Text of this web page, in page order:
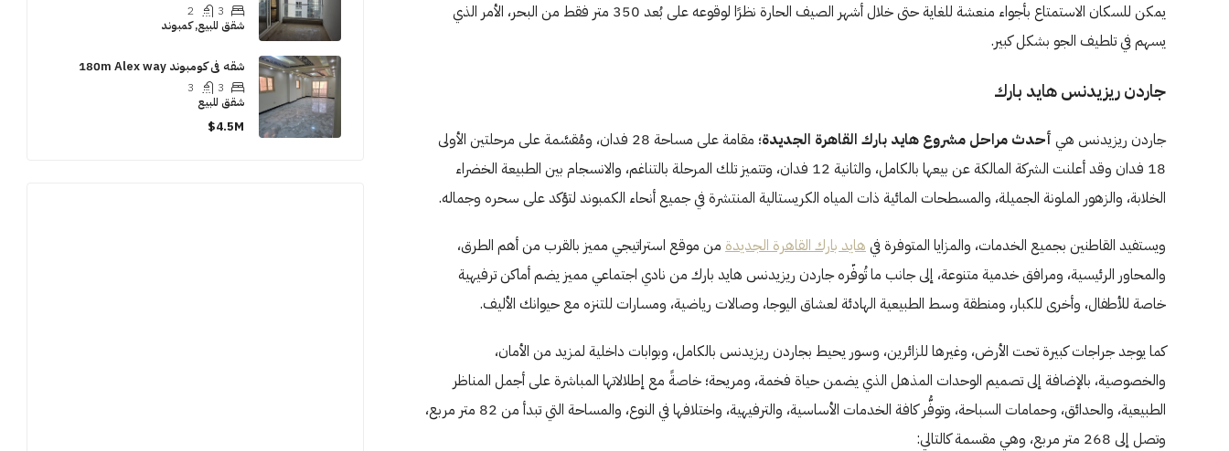
يمكن للسكان الاستمتاع بأجواء منعشة للغاية حتى خلال أشهر الصيف الحارة نظرًا لوقوعه على بُعد 350 متر فقط من البحر، الأمر الذي
يسهم في تلطيف الجو بشكل كبير.
جاردن ريزيدنس هايد بارك
جاردن ريزيدنس هي أحدث مراحل مشروع هايد بارك القاهرة الجديدة
؛ مقامة على مساحة 28 فدان، ومُقسَّمة على مرحلتين الأولى
18 فدان وقد أعلنت الشركة المالكة عن بيعها بالكامل، والثانية 12 فدان، وتتميز تلك المرحلة بالتناغم، والانسجام بين الطبيعة الخضراء
الخلابة، والزهور الملونة الجميلة، والمسطحات المائية ذات المياه الكريستالية المنتشرة في جميع أنحاء الكمبوند لتؤكد على سحره وجماله.
ويستفيد القاطنين بجميع الخدمات، والمزايا المتوفرة فيهايد بارك القاهرة الجديدة من موقع استراتيجي مميز بالقرب من أهم الطرق،
والمحاور الرئيسية، ومرافق خدمية متنوعة، إلى جانب ما تُوفّره جاردن ريزيدنس هايد بارك من نادي اجتماعي مميز يضم أماكن ترفيهية
خاصة للأطفال، وأخرى للكبار، ومنطقة وسط الطبيعية الهادئة لعشاق اليوجا، وصالات رياضية، ومسارات للتنزه مع حيوانك الأليف.
كما يوجد جراجات كبيرة تحت الأرض، وغيرها للزائرين، وسور يحيط بجاردن ريزيدنس بالكامل، وبوابات داخلية لمزيد من الأمان،
والخصوصية، بالإضافة إلى تصميم الوحدات المذهل الذي يضمن حياة فخمة، ومريحة؛ خاصةً مع إطلالاتها المباشرة على أجمل المناظر
الطبيعية، والحدائق، وحمامات السباحة، وتوفُّر كافة الخدمات الأساسية، والترفيهية، واختلافها في النوع، والمساحة التي تبدأ من 82 متر مربع،
وتصل إلى 268 متر مربع، وهي مقسمة كالتالي:
3
2
شقق للبيع, كمبوند
شقه فى كومبوند 180m Alex way
3
3
شقق للبيع
4.5M$